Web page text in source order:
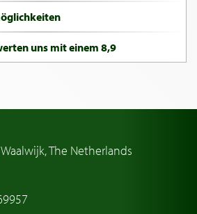
uns mit einem 8,9
The Netherlands